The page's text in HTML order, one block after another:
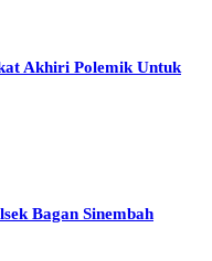
Akhiri Polemik Untuk
Bagan Sinembah